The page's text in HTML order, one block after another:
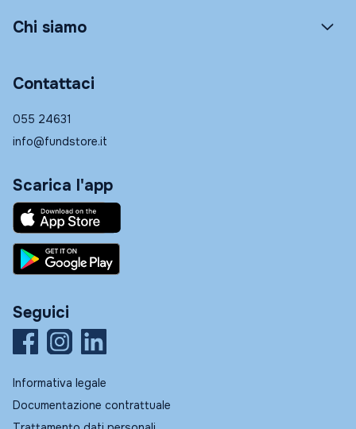
Chi siamo
Contattaci
055 24631
info@fundstore.it
Scarica l'app
Seguici
Informativa legale
Documentazione contrattuale